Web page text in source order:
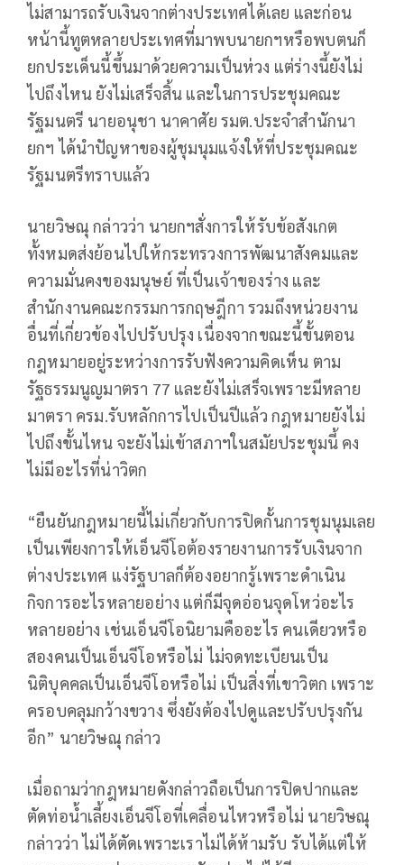
ไม่สามารถรับเงินจากต่างประเทศได้เลย และก่อน
หน้านี้ทูตหลายประเทศที่มาพบนายกฯหรือพบตนก็
ยกประเด็นนี้ขึ้นมาด้วยความเป็นห่วง แต่ร่างนี้ยังไม่
ไปถึงไหน ยังไม่เสร็จสิ้น และในการประชุมคณะ
รัฐมนตรี นายอนุชา นาคาศัย รมต.ประจำสำนักนา
ยกฯ ได้นำปัญหาของผู้ชุมนุมแจ้งให้ที่ประชุมคณะ
รัฐมนตรีทราบแล้ว
นายวิษณุ กล่าวว่า นายกฯสั่งการให้รับข้อสังเกต
ทั้งหมดส่งย้อนไปให้กระทรวงการพัฒนาสังคมและ
ความมั่นคงของมนุษย์ ที่เป็นเจ้าของร่าง และ
สำนักงานคณะกรรมการกฤษฎีกา รวมถึงหน่วยงาน
อื่นที่เกี่ยวข้องไปปรับปรุง เนื่องจากขณะนี้ขั้นตอน
กฎหมายอยู่ระหว่างการรับฟังความคิดเห็น ตาม
รัฐธรรมนูญมาตรา 77 และยังไม่เสร็จเพราะมีหลาย
มาตรา ครม.รับหลักการไปเป็นปีแล้ว กฎหมายยังไม่
ไปถึงขั้นไหน จะยังไม่เข้าสภาฯในสมัยประชุมนี้ คง
ไม่มีอะไรที่น่าวิตก
“ยืนยันกฎหมายนี้ไม่เกี่ยวกับการปิดกั้นการชุมนุมเลย
เป็นเพียงการให้เอ็นจีโอต้องรายงานการรับเงินจาก
ต่างประเทศ แง่รัฐบาลก็ต้องอยากรู้เพราะดำเนิน
กิจการอะไรหลายอย่าง แต่ก็มีจุดอ่อนจุดโหว่อะไร
หลายอย่าง เช่นเอ็นจีโอนิยามคืออะไร คนเดียวหรือ
สองคนเป็นเอ็นจีโอหรือไม่ ไม่จดทะเบียนเป็น
นิติบุคคลเป็นเอ็นจีโอหรือไม่ เป็นสิ่งที่เขาวิตก เพราะ
ครอบคลุมกว้างขวาง ซึ่งยังต้องไปดูและปรับปรุงกัน
อีก” นายวิษณุ กล่าว
เมื่อถามว่ากฎหมายดังกล่าวถือเป็นการปิดปากและ
ตัดท่อน้ำเลี้ยงเอ็นจีโอที่เคลื่อนไหวหรือไม่ นายวิษณุ
กล่าวว่า ไม่ได้ตัดเพราะเราไม่ได้ห้ามรับ รับได้แต่ให้